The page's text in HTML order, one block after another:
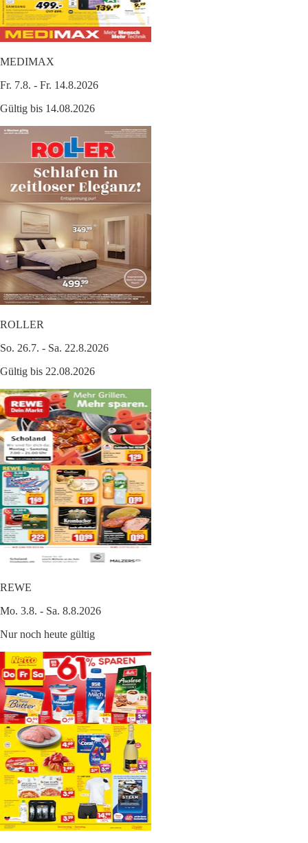
MEDIMAX
Fr. 7.8. - Fr. 14.8.2026
Gültig bis 14.08.2026
ROLLER
So. 26.7. - Sa. 22.8.2026
Gültig bis 22.08.2026
REWE
Mo. 3.8. - Sa. 8.8.2026
Nur noch heute gültig